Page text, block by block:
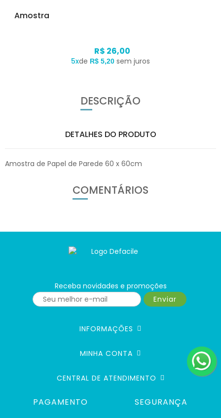
Amostra
R$ 26,00
5xde R$ 5,20 sem juros
DESCRIÇÃO
DETALHES DO PRODUTO
Amostra de Papel de Parede 60 x 60cm
COMENTÁRIOS
Receba novidades e promoções
Enviar
INFORMAÇÕES
MINHA CONTA
CENTRAL DE ATENDIMENTO
PAGAMENTO SEGURANÇA